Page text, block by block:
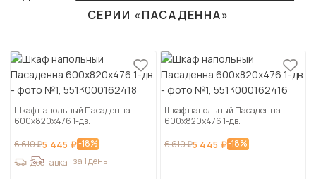
СЕРИИ «ПАСАДЕННА»
Шкаф напольный Пасаденна
600х820х476 1-дв.
6 610 ₽5 445 ₽-18%
Доставка за 1 день
Шкаф напольный Пасаденна
600х820х476 1-дв.
6 610 ₽5 445 ₽-18%